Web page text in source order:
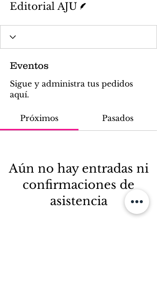
Editorial AJU
Eventos
Sigue y administra tus pedidos
aquí.
Próximos Pasados
Aún no hay entradas ni
confirmaciones de
asistencia